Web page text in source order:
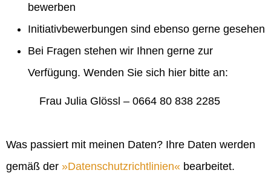
bewerben
Initiativbewerbungen sind ebenso gerne gesehen
Bei Fragen stehen wir Ihnen gerne zur
Verfügung. Wenden Sie sich hier bitte an:
Frau Julia Glössl – 0664 80 838 2285
Was passiert mit meinen Daten? Ihre Daten werden
gemäß der
Datenschutzrichtlinien bearbeitet.